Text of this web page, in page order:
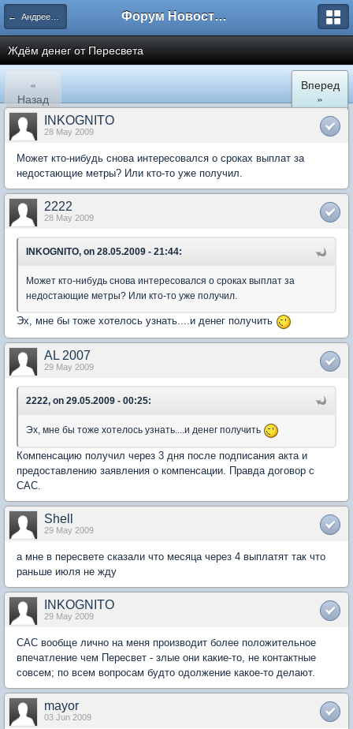
← Андреевка Форум Новостройки
Ждём денег от Пересвета
«
Назад
Вперед
»
INKOGNITO
28 May 2009
Может кто-нибудь снова интересовался о сроках выплат за
недостающие метры? Или кто-то уже получил.
2222
28 May 2009
INKOGNITO, on 28.05.2009 - 21:44:
Может кто-нибудь снова интересовался о сроках выплат за
недостающие метры? Или кто-то уже получил.
Эх, мне бы тоже хотелось узнать....и денег получить
AL 2007
29 May 2009
2222, on 29.05.2009 - 00:25:
Эх, мне бы тоже хотелось узнать....и денег получить
Компенсацию получил через 3 дня после подписания акта и
предоставлению заявления о компенсации. Правда договор с
САС.
Shell
29 May 2009
а мне в пересвете сказали что месяца через 4 выплатят так что
раньше июля не жду
INKOGNITO
29 May 2009
САС вообще лично на меня производит более положительное
впечатление чем Пересвет - злые они какие-то, не контактные
совсем; по всем вопросам будто одолжение какое-то делают.
mayor
03 Jun 2009